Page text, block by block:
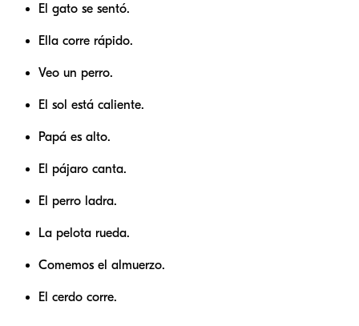
El gato se sentó.
Ella corre rápido.
Veo un perro.
El sol está caliente.
Papá es alto.
El pájaro canta.
El perro ladra.
La pelota rueda.
Comemos el almuerzo.
El cerdo corre.